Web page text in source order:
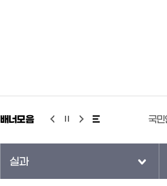
배너모음기상청 누리예보 국
실과